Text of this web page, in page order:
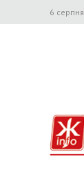
6